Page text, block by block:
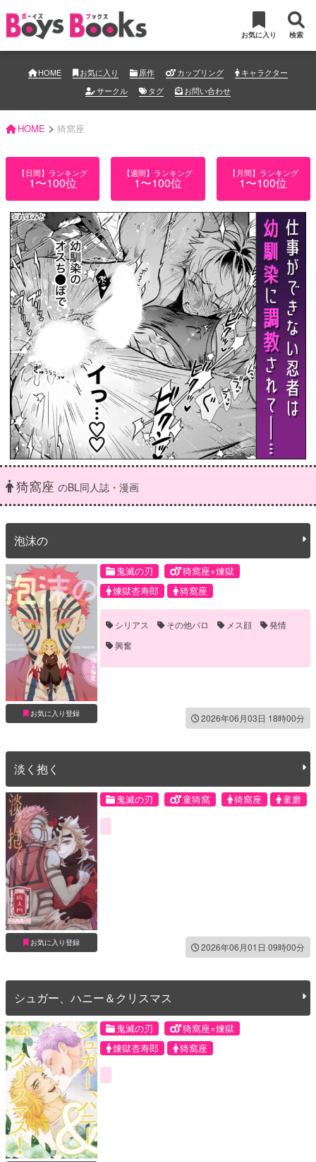
お気に入り 検索
HOME お気に入り 原作 カップリング
キャラクター
サークル
タグ お問い合わせ
HOME > 猗窩座
【日間】ランキング
1〜100位
【週間】ランキング
1〜100位
【月間】ランキング
1〜100位
猗窩座 のBL同人誌・漫画
泡沫の
お気に入り登録
鬼滅の刃
猗窩座×煉獄
煉獄杏寿郎
猗窩座
シリアス その他パロ メス顔
発情
興奮
2026年06月03日 18時00分
淡く抱く
お気に入り登録
鬼滅の刃 童猗窩 猗窩座 童磨
2026年06月01日 09時00分
シュガー、ハニー＆クリスマス
鬼滅の刃
猗窩座×煉獄
煉獄杏寿郎
猗窩座